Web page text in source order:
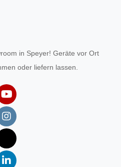
in Speyer! Geräte vor Ort
oder liefern lassen.